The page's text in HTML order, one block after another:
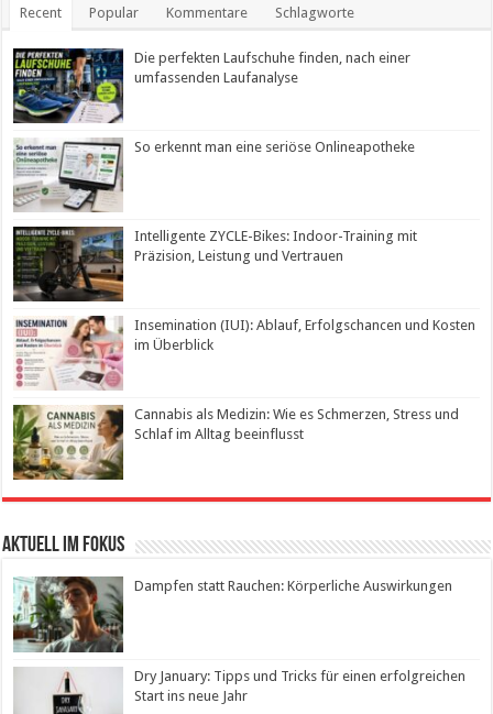
Recent Popular Kommentare Schlagworte
Die perfekten Laufschuhe finden, nach einer
umfassenden Laufanalyse
So erkennt man eine seriöse Onlineapotheke
Intelligente ZYCLE-Bikes: Indoor-Training mit
Präzision, Leistung und Vertrauen
Insemination (IUI): Ablauf, Erfolgschancen und Kosten
im Überblick
Cannabis als Medizin: Wie es Schmerzen, Stress und
Schlaf im Alltag beeinflusst
Aktuell im Fokus
Dampfen statt Rauchen: Körperliche Auswirkungen
Dry January: Tipps und Tricks für einen erfolgreichen
Start ins neue Jahr